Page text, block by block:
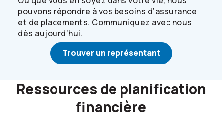
pouvons répondre à vos besoins d’assurance
et de placements. Communiquez avec nous
dès aujourd’hui.
Trouver un représentant
Ressources de planification
financière